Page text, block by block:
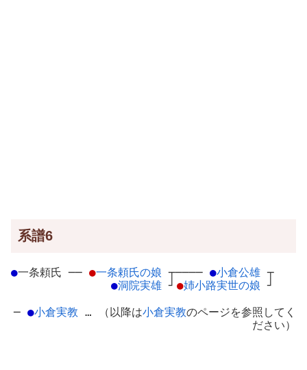
系譜6
●一条頼氏 ── ●一条頼氏の娘 ┬
●洞院実雄 ┘
──── ●小倉公雄 ┬
●姉小路実世の娘 ┘
─ ●小倉実教 … （以降は小倉実教のページを参照してく
ださい）